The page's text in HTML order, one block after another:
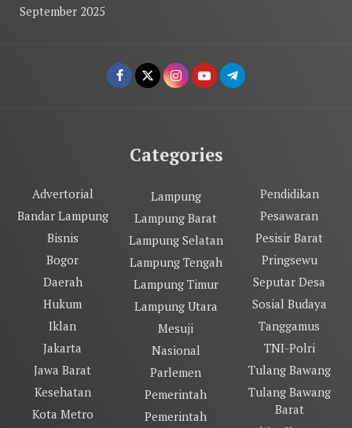
September 2025
Categories
Advertorial
Bandar Lampung
Bisnis
Bogor
Daerah
Hukum
Iklan
Jakarta
Jawa Barat
Kesehatan
Kota Metro
Lampung
Lampung Barat
Lampung Selatan
Lampung Tengah
Lampung Timur
Lampung Utara
Mesuji
Nasional
Parlemen
Pemerintah
Pemerintah
Pendidikan
Pesawaran
Pesisir Barat
Pringsewu
Seputar Desa
Sosial Budaya
Tanggamus
TNI-Polri
Tulang Bawang
Tulang Bawang
Barat